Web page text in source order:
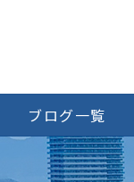
ブログ一覧